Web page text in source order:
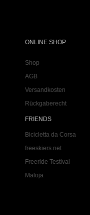
ONLINE SHOP
Shop
AGB
Versandkosten
Rückgaberecht
FRIENDS
Bicicletta da Corsa
freeskiers.net
Freeride Testival
Maloja